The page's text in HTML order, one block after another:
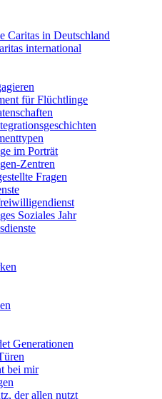
Caritas in Deutschland
international
für Flüchtlinge
im Porträt
Zentren
Fragen
Soziales Jahr
Generationen
bei mir
der allen nutzt